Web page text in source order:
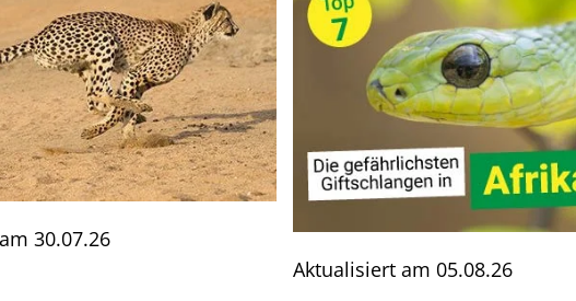
30.07.26
Aktualisiert am 05.08.26